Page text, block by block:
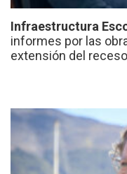
Infraestructura
informes por las
extensión del